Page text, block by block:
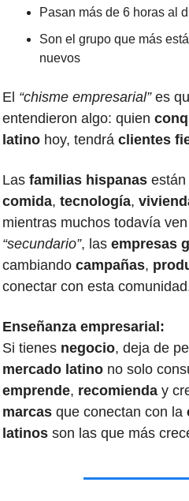
Pasan más de 6 horas al
Son el grupo que más
nuevos
El “chisme empresarial” es
entendieron algo: quien
latino hoy, tendrá clientes
Las familias hispanas
comida, tecnología,
“secundario”, las empresas
cambiando campañas,
conectar con esta
Enseñanza empresarial:
Si tienes negocio
mercado latino
emprende, recomienda y
marcas que conectan con la
latinos son las que más